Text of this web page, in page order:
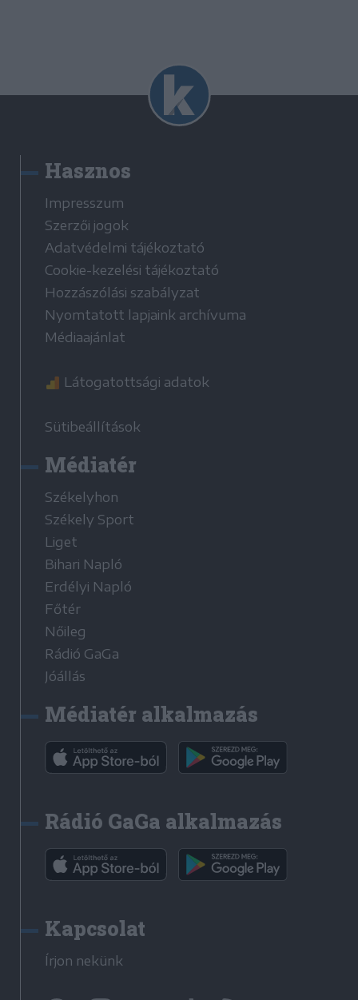
Hasznos
Impresszum
Szerzői jogok
Adatvédelmi tájékoztató
Cookie-kezelési tájékoztató
Hozzászólási szabályzat
Nyomtatott lapjaink archívuma
Médiaajánlat
Látogatottsági adatok
Sütibeállítások
Médiatér
Székelyhon
Székely Sport
Liget
Bihari Napló
Erdélyi Napló
Főtér
Nőileg
Rádió GaGa
Jóállás
Médiatér alkalmazás
Rádió GaGa alkalmazás
Kapcsolat
Írjon nekünk